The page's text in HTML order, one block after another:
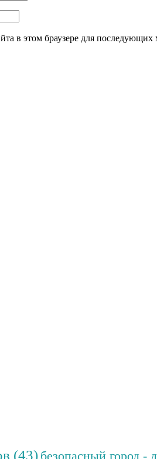
в этом браузере для
(43) безопасный город -